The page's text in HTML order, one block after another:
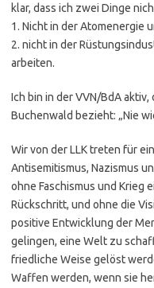
klar, dass ich zwei Dinge
1. Nicht in der Atomenergie
2. nicht in der
arbeiten.
Ich bin in der VVN/BdA
Buchenwald bezieht: „Nie
Wir von der LLK treten für
Antisemitismus, Nazismus
ohne Faschismus und Krieg
Rückschritt, und ohne die
positive Entwicklung der
gelingen, eine Welt zu
friedliche Weise gelöst
Waffen werden, wenn sie